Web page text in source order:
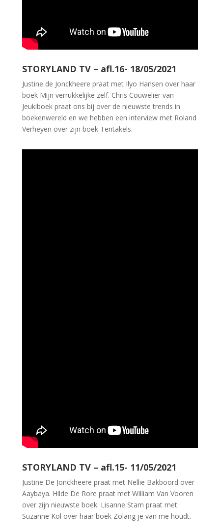
STORYLAND TV – afl.16- 18/05/2021
Justine de Jonckheere praat met Ilyo Hansen over haar
boek Mijn verrukkelijke zelf. Chris Couwelier van
Jeukiboek praat ons bij over de nieuwste trends in
boekenwereld en we hebben een interview met Roland
Verheyen over zijn boek Tentakels.
STORYLAND TV – afl.15- 11/05/2021
Justine De Jonckheere praat met Nellie Bakboord over
Aaybaya. Hilde De Rore praat met William Van Vooren
over zijn nieuwste boek. Lisanne Stam praat met
Suzanne Kol over haar boek Zolang je van me houdt.